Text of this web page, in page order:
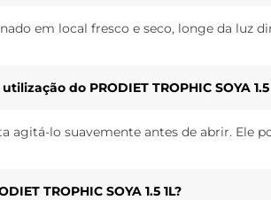
em local fresco e seco, longe da luz
do PRODIET TROPHIC SOYA 1.5
agitá-lo suavemente antes de abrir.
TROPHIC SOYA 1.5 1L?